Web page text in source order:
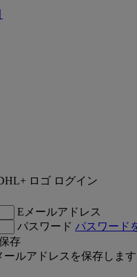
ログイン
Eメールアドレス
パスワード パスワード
存
ルアドレスを保存しま